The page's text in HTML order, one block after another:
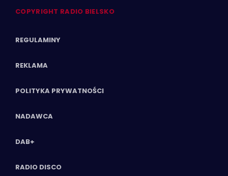
COPYRIGHT RADIO BIELSKO
REGULAMINY
REKLAMA
POLITYKA PRYWATNOŚCI
NADAWCA
DAB+
RADIO DISCO